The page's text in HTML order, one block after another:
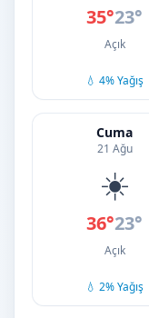
35°23°
Açık
💧 4% Yağış
Cuma
21 Ağu
☀️
36°23°
Açık
💧 2% Yağış